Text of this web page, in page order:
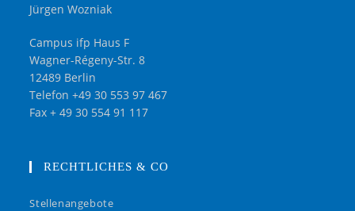
Jürgen Wozniak
Campus ifp Haus F
Wagner-Régeny-Str. 8
12489 Berlin
Telefon +49 30 553 97 467
Fax + 49 30 554 91 117
RECHTLICHES & CO
Stellenangebote